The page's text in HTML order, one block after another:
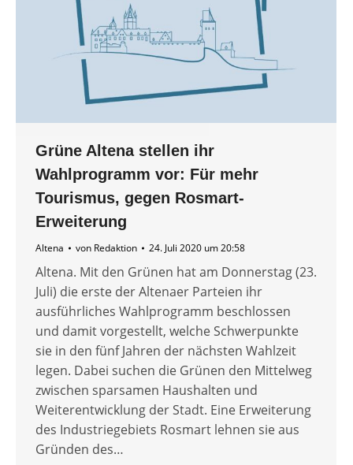
Grüne Altena stellen ihr
Wahlprogramm vor: Für mehr
Tourismus, gegen Rosmart-
Erweiterung
Altena von Redaktion 24. Juli 2020 um 20:58
Altena. Mit den Grünen hat am Donnerstag (23.
Juli) die erste der Altenaer Parteien ihr
ausführliches Wahlprogramm beschlossen
und damit vorgestellt, welche Schwerpunkte
sie in den fünf Jahren der nächsten Wahlzeit
legen. Dabei suchen die Grünen den Mittelweg
zwischen sparsamen Haushalten und
Weiterentwicklung der Stadt. Eine Erweiterung
des Industriegebiets Rosmart lehnen sie aus
Gründen des…